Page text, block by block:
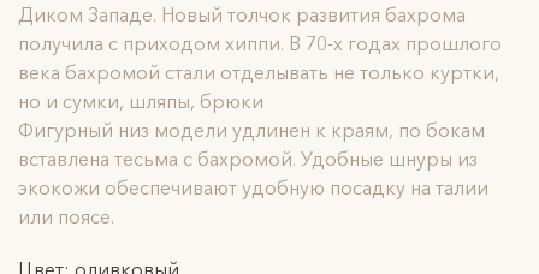
Диком Западе. Новый толчок развития бахрома
получила с приходом хиппи. В 70-х годах прошлого
века бахромой стали отделывать не только куртки,
но и сумки, шляпы, брюки
Фигурный низ модели удлинен к краям, по бокам
вставлена тесьма с бахромой. Удобные шнуры из
экокожи обеспечивают удобную посадку на талии
или поясе.